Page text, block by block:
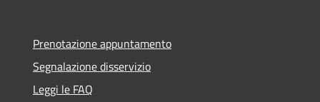
Prenotazione appuntamento
Segnalazione disservizio
Leggi le FAQ